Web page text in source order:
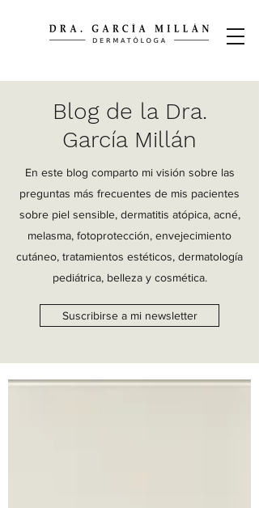
Blog de la Dra.
García Millán
En este blog comparto mi visión sobre las
preguntas más frecuentes de mis pacientes
sobre piel sensible, dermatitis atópica, acné,
melasma, fotoprotección, envejecimiento
cutáneo, tratamientos estéticos, dermatología
pediátrica, belleza y cosmética.
Suscribirse a mi newsletter